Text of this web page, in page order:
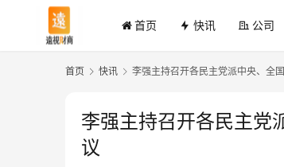
首页 快讯 公司
首页 快讯 李强主持召开各民主党派中央、全
李强主持召开各民主党
议